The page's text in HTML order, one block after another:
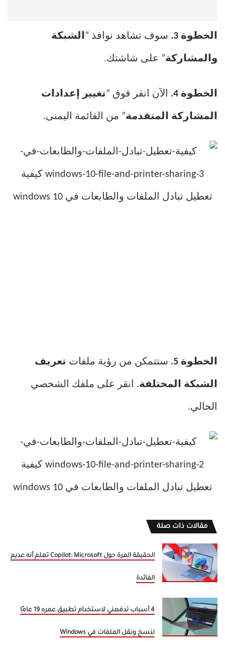
الخطوة 3. سوف تشاهد نوافذ “الشبكة
والمشاركة” على شاشتك.
الخطوة 4. الآن انقر فوق “ تغيير إعدادات
المشاركة المتقدمة” من القائمة اليمنى.
الخطوة 5. ستتمكن من رؤية ملفات تعريف
الشبكة المختلفة. انقر على ملفك الشخصي
الحالي.
مقالات ذات صلة
الحقيقة المرة حول Copilot: Microsoft تعلم أنه عديم
الفائدة
4 أسباب تدفعني لاستخدام تطبيق عمره 19 عامًا
لنسخ ونقل الملفات في Windows